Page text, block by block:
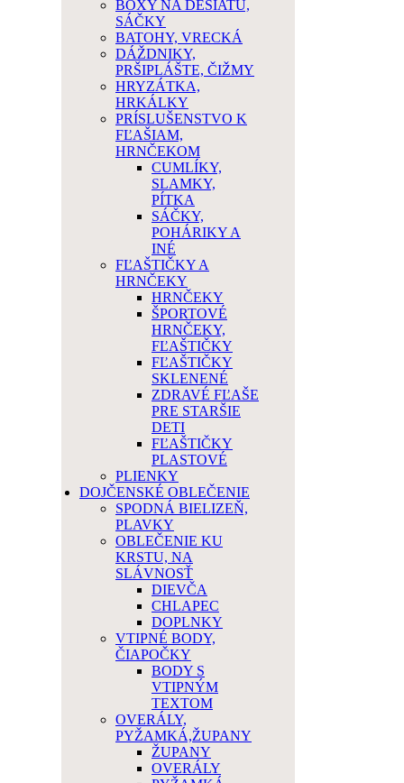
BOXY NA DESIATU,
SÁČKY
BATOHY, VRECKÁ
DÁŽDNIKY,
PRŠIPLÁŠTE, ČIŽMY
HRYZÁTKA,
HRKÁLKY
PRÍSLUŠENSTVO K
FĽAŠIAM,
HRNČEKOM
CUMLÍKY,
SLAMKY,
PÍTKA
SÁČKY,
POHÁRIKY A
INÉ
FĽAŠTIČKY A
HRNČEKY
HRNČEKY
ŠPORTOVÉ
HRNČEKY,
FĽAŠTIČKY
FĽAŠTIČKY
SKLENENÉ
ZDRAVÉ FĽAŠE
PRE STARŠIE
DETI
FĽAŠTIČKY
PLASTOVÉ
PLIENKY
DOJČENSKÉ OBLEČENIE
SPODNÁ BIELIZEŇ,
PLAVKY
OBLEČENIE KU
KRSTU, NA
SLÁVNOSŤ
DIEVČA
CHLAPEC
DOPLNKY
VTIPNÉ BODY,
ČIAPOČKY
BODY S
VTIPNÝM
TEXTOM
OVERÁLY,
PYŽAMKÁ,ŽUPANY
ŽUPANY
OVERÁLY